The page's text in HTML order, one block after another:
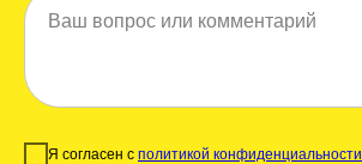
Ваш вопрос или комментарий
Я согласен с политикой конфиденциальности